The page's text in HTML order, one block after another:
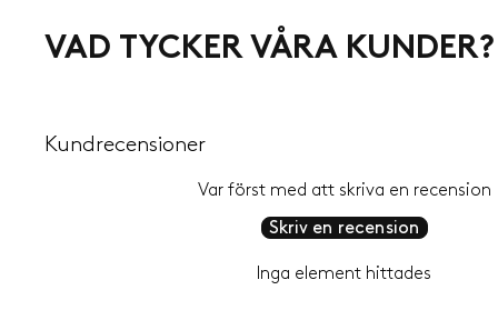
VAD TYCKER VÅRA KUNDER?
Kundrecensioner
Var först med att skriva en recension
Skriv en recension
Inga element hittades